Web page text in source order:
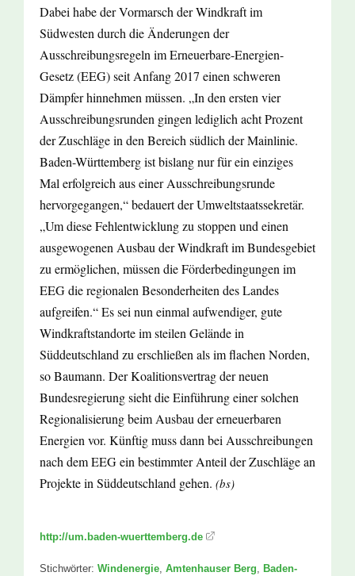
Dabei habe der Vormarsch der Windkraft im
Südwesten durch die Änderungen der
Ausschreibungsregeln im Erneuerbare-Energien-
Gesetz (EEG) seit Anfang 2017 einen schweren
Dämpfer hinnehmen müssen. „In den ersten vier
Ausschreibungsrunden gingen lediglich acht Prozent
der Zuschläge in den Bereich südlich der Mainlinie.
Baden-Württemberg ist bislang nur für ein einziges
Mal erfolgreich aus einer Ausschreibungsrunde
hervorgegangen,“ bedauert der Umweltstaatssekretär.
„Um diese Fehlentwicklung zu stoppen und einen
ausgewogenen Ausbau der Windkraft im Bundesgebiet
zu ermöglichen, müssen die Förderbedingungen im
EEG die regionalen Besonderheiten des Landes
aufgreifen.“ Es sei nun einmal aufwendiger, gute
Windkraftstandorte im steilen Gelände in
Süddeutschland zu erschließen als im flachen Norden,
so Baumann. Der Koalitionsvertrag der neuen
Bundesregierung sieht die Einführung einer solchen
Regionalisierung beim Ausbau der erneuerbaren
Energien vor. Künftig muss dann bei Ausschreibungen
nach dem EEG ein bestimmter Anteil der Zuschläge an
Projekte in Süddeutschland gehen. (bs)
http://um.baden-wuerttemberg.de
Stichwörter: Windenergie, Amtenhauser Berg, Baden-